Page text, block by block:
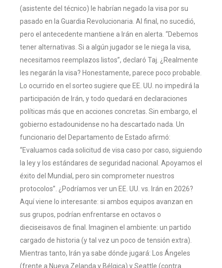
(asistente del técnico) le habrían negado la visa por su
pasado en la Guardia Revolucionaria. Al final, no sucedió,
pero el antecedente mantiene a Irán en alerta. “Debemos
tener alternativas. Si a algún jugador se le niega la visa,
necesitamos reemplazos listos”, declaró Taj. ¿Realmente
les negarán la visa? Honestamente, parece poco probable.
Lo ocurrido en el sorteo sugiere que EE. UU. no impedirá la
participación de Irán, y todo quedará en declaraciones
políticas más que en acciones concretas. Sin embargo, el
gobierno estadounidense no ha descartado nada. Un
funcionario del Departamento de Estado afirmó:
“Evaluamos cada solicitud de visa caso por caso, siguiendo
la ley y los estándares de seguridad nacional. Apoyamos el
éxito del Mundial, pero sin comprometer nuestros
protocolos”. ¿Podríamos ver un EE. UU. vs. Irán en 2026?
Aquí viene lo interesante: si ambos equipos avanzan en
sus grupos, podrían enfrentarse en octavos o
dieciseisavos de final. Imaginen el ambiente: un partido
cargado de historia (y tal vez un poco de tensión extra).
Mientras tanto, Irán ya sabe dónde jugará: Los Ángeles
(frente a Nueva Zelanda y Bélgica) y Seattle (contra